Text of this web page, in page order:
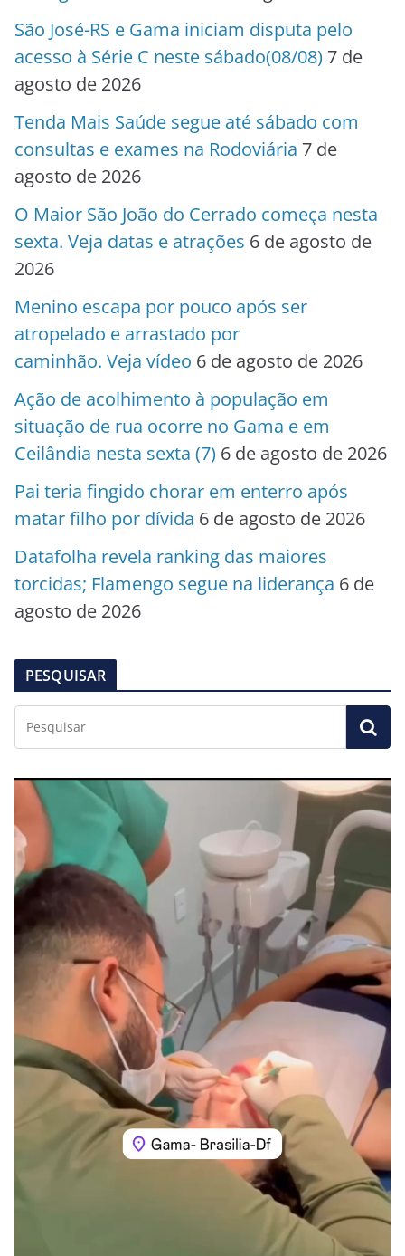
São José-RS e Gama iniciam disputa pelo
acesso à Série C neste sábado(08/08) 7 de
agosto de 2026
Tenda Mais Saúde segue até sábado com
consultas e exames na Rodoviária 7 de
agosto de 2026
O Maior São João do Cerrado começa nesta
sexta. Veja datas e atrações 6 de agosto de
2026
Menino escapa por pouco após ser
atropelado e arrastado por
caminhão. Veja vídeo 6 de agosto de 2026
Ação de acolhimento à população em
situação de rua ocorre no Gama e em
Ceilândia nesta sexta (7) 6 de agosto de 2026
Pai teria fingido chorar em enterro após
matar filho por dívida 6 de agosto de 2026
Datafolha revela ranking das maiores
torcidas; Flamengo segue na liderança 6 de
agosto de 2026
PESQUISAR